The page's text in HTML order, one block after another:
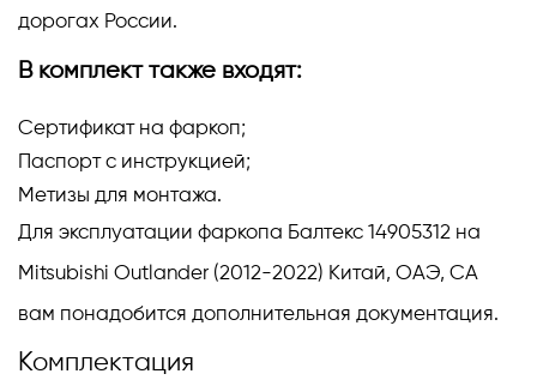
дорогах России.
В комплект также входят:
Сертификат на фаркоп;
Паспорт с инструкцией;
Метизы для монтажа.
Для эксплуатации фаркопа Балтекс 14905312 на
Mitsubishi Outlander (2012-2022) Китай, ОАЭ, СА
вам понадобится дополнительная документация.
Комплектация